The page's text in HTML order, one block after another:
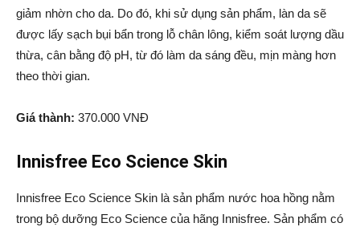
giảm nhờn cho da. Do đó, khi sử dụng sản phẩm, làn da sẽ
được lấy sạch bụi bẩn trong lỗ chân lông, kiểm soát lượng dầu
thừa, cân bằng độ pH, từ đó làm da sáng đều, mịn màng hơn
theo thời gian.
Giá thành: 370.000 VNĐ
Innisfree Eco Science Skin
Innisfree Eco Science Skin là sản phẩm nước hoa hồng nằm
trong bộ dưỡng Eco Science của hãng Innisfree. Sản phẩm có